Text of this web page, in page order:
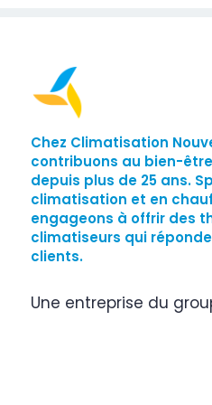
Chez Climatisation
contribuons au bien-
depuis plus de 25 ans.
climatisation et en
engageons à offrir des
climatiseurs qui
clients.
Une entreprise du